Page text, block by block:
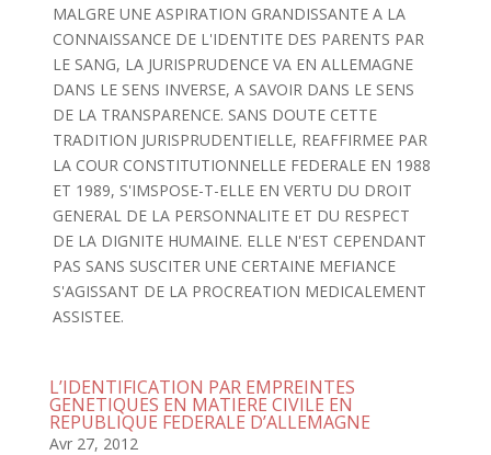
MALGRE UNE ASPIRATION GRANDISSANTE A LA
CONNAISSANCE DE L'IDENTITE DES PARENTS PAR
LE SANG, LA JURISPRUDENCE VA EN ALLEMAGNE
DANS LE SENS INVERSE, A SAVOIR DANS LE SENS
DE LA TRANSPARENCE. SANS DOUTE CETTE
TRADITION JURISPRUDENTIELLE, REAFFIRMEE PAR
LA COUR CONSTITUTIONNELLE FEDERALE EN 1988
ET 1989, S'IMSPOSE-T-ELLE EN VERTU DU DROIT
GENERAL DE LA PERSONNALITE ET DU RESPECT
DE LA DIGNITE HUMAINE. ELLE N'EST CEPENDANT
PAS SANS SUSCITER UNE CERTAINE MEFIANCE
S'AGISSANT DE LA PROCREATION MEDICALEMENT
ASSISTEE.
L’IDENTIFICATION PAR EMPREINTES
GENETIQUES EN MATIERE CIVILE EN
REPUBLIQUE FEDERALE D’ALLEMAGNE
Avr 27, 2012